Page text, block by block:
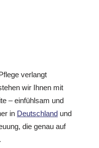
verlangt
wir Ihnen mit
– einfühlsam und
in Deutschland und
die genau auf